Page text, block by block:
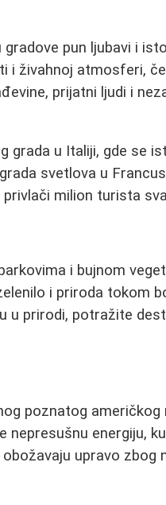
pun ljubavi i
i živahnoj atmosferi,
prijatni ljudi i
grada u Italiji, gde se
svetlova u
milion turista
i bujnom
i priroda tokom
u prirodi, potražite
poznatog
nepresušnu energiju,
upravo zbog